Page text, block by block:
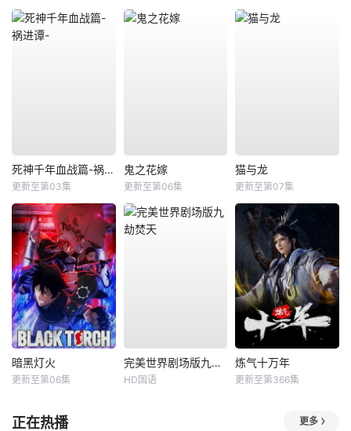
死神千年血战篇-祸进谭-
更新至第03集
鬼之花嫁
更新至第06集
猫与龙
更新至第07集
暗黑灯火
更新至第06集
完美世界剧场版九劫焚天
HD国语
炼气十万年
更新至第366集
正在热播 更多